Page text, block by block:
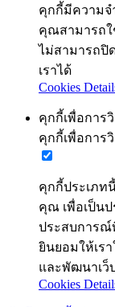
คุกกี้มีความจ
คุณสามารถใ
ไม่สามารถปิ
เราได้
Cookies
คุกกี้เพื่อการ
คุกกี้เพื่อการ
คุกกี้ประเภท
คุณ เพื่อเป็น
ประสบการณ์
ยินยอมให้เร
และพัฒนาเว็
Cookies